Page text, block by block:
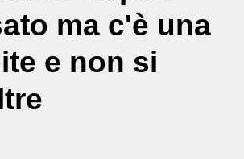
ma c'è una
e non si